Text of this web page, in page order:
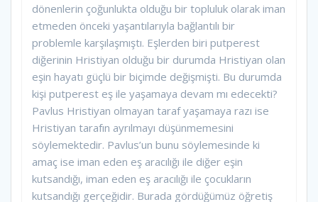
dönenlerin çoğunlukta olduğu bir topluluk olarak iman
etmeden önceki yaşantılarıyla bağlantılı bir
problemle karşılaşmıştı. Eşlerden biri putperest
diğerinin Hristiyan olduğu bir durumda Hristiyan olan
eşin hayatı güçlü bir biçimde değişmişti. Bu durumda
kişi putperest eş ile yaşamaya devam mı edecekti?
Pavlus Hristiyan olmayan taraf yaşamaya razı ise
Hristiyan tarafın ayrılmayı düşünmemesini
söylemektedir. Pavlus’un bunu söylemesinde ki
amaç ise iman eden eş aracılığı ile diğer eşin
kutsandığı, iman eden eş aracılığı ile çocukların
kutsandığı gerçeğidir. Burada gördüğümüz öğretiş